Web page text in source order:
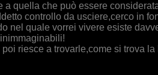
a quella che può essere
controllo da usciere,cerco in
nel quale vorrei vivere esiste
poi riesce a trovarle,come si trova